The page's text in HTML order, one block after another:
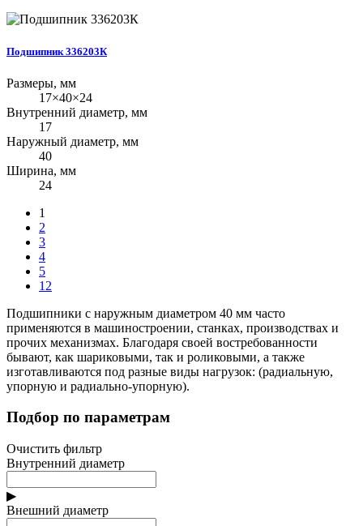
Подшипник 336203К
Размеры, мм
17×40×24
Внутренний диаметр, мм
17
Наружный диаметр, мм
40
Ширина, мм
24
1
2
3
4
5
12
Подшипники с наружным диаметром 40 мм часто
применяются в машиностроении, станках, производствах и
прочих механизмах. Благодаря своей востребованности
бывают, как шариковыми, так и роликовыми, а также
изготавливаются под разные виды нагрузок: (радиальную,
упорную и радиально-упорную).
Подбор по параметрам
Очистить фильтр
Внутренний диаметр
▶
Внешний диаметр